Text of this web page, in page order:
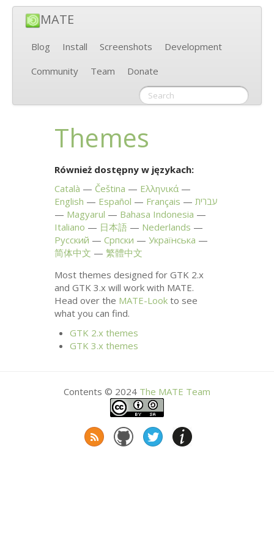
MATE
Blog Install Screenshots
Development
Community
Team Donate
Themes
Również dostępny w językach:
Català
Čeština
Ελληνικά
English
Español Français
עברית
Magyarul
Bahasa Indonesia
Italiano
日本語
Nederlands
Русский
Српски
Українська
简体中文
繁體中文
Most themes designed forGTK 2.x
andGTK 3.x will work with MATE.
Head over the MATE-Look to see
what you can find.
GTK 2.x themes
GTK 3.x themes
Contents © 2024 The MATE Team